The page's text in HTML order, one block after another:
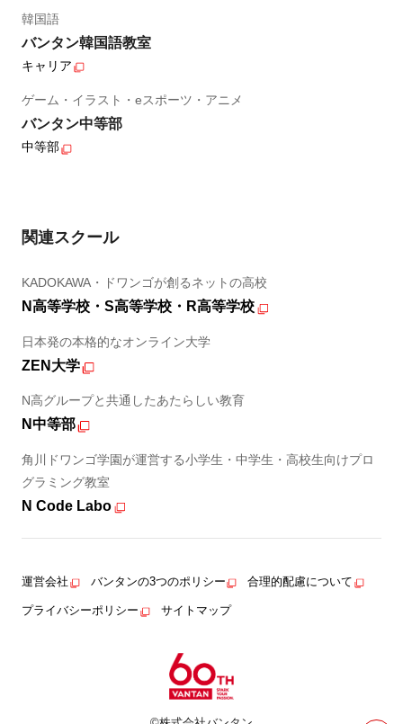
韓国語
バンタン韓国語教室
キャリア
ゲーム・イラスト・eスポーツ・アニメ
バンタン中等部
中等部
関連スクール
KADOKAWA・ドワンゴが創るネットの高校
N高等学校・S高等学校・R高等学校
日本発の本格的なオンライン大学
ZEN大学
N高グループと共通したあたらしい教育
N中等部
角川ドワンゴ学園が運営する小学生・中学生・高校生向けプロ
グラミング教室
N Code Labo
運営会社 バンタンの3つのポリシー 合理的配慮について
プライバシーポリシー サイトマップ